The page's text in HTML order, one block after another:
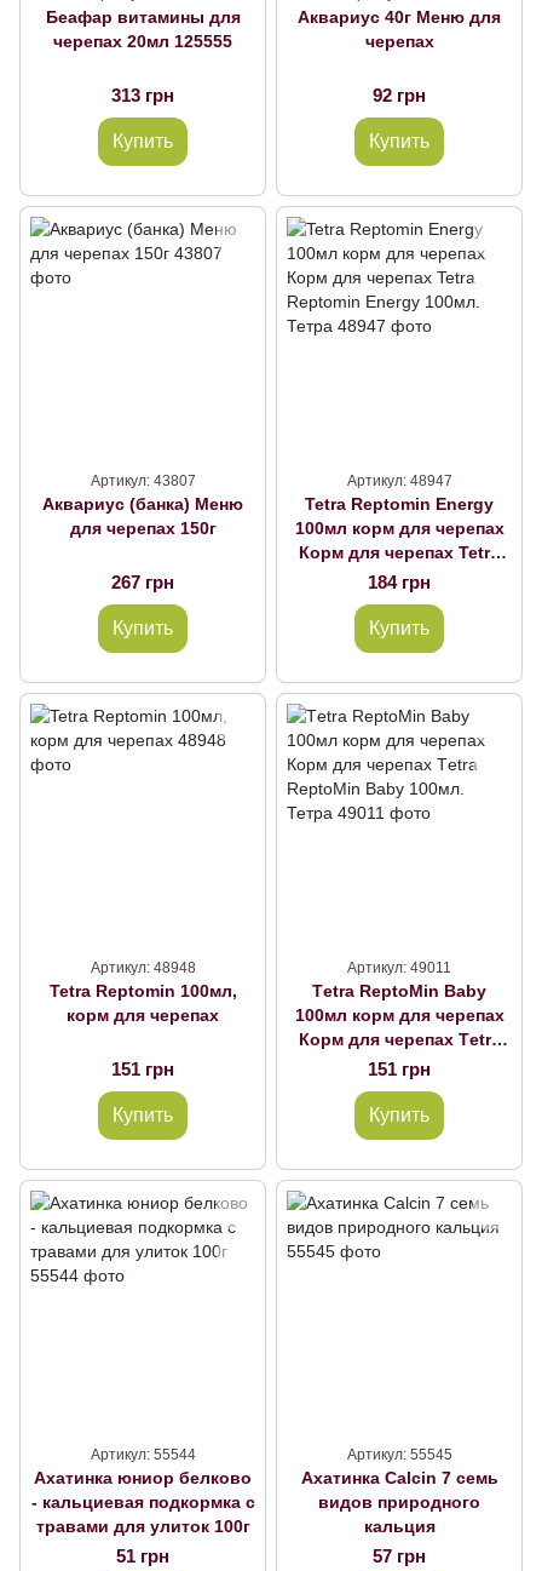
Беафар витамины для
черепах 20мл 125555
313 грн
Купить
Аквариус 40г Меню для
черепах
92 грн
Купить
Артикул: 43807
Аквариус (банка) Меню
для черепах 150г
267 грн
Купить
Артикул: 48947
Tetra Reptomin Energy
100мл корм для черепах
Корм для черепах Tetra
Reptomin Energy 100мл.
Тетра
184 грн
Купить
Артикул: 48948
Tetra Reptomin 100мл,
корм для черепах
151 грн
Купить
Артикул: 49011
Тetra ReptoMin Baby
100мл корм для черепах
Корм для черепах Тetra
ReptoMin Baby 100мл.
Тетра
151 грн
Купить
Артикул: 55544
Ахатинка юниор белково
- кальциевая подкормка с
травами для улиток 100г
51 грн
Артикул: 55545
Ахатинка Calcin 7 семь
видов природного
кальция
57 грн